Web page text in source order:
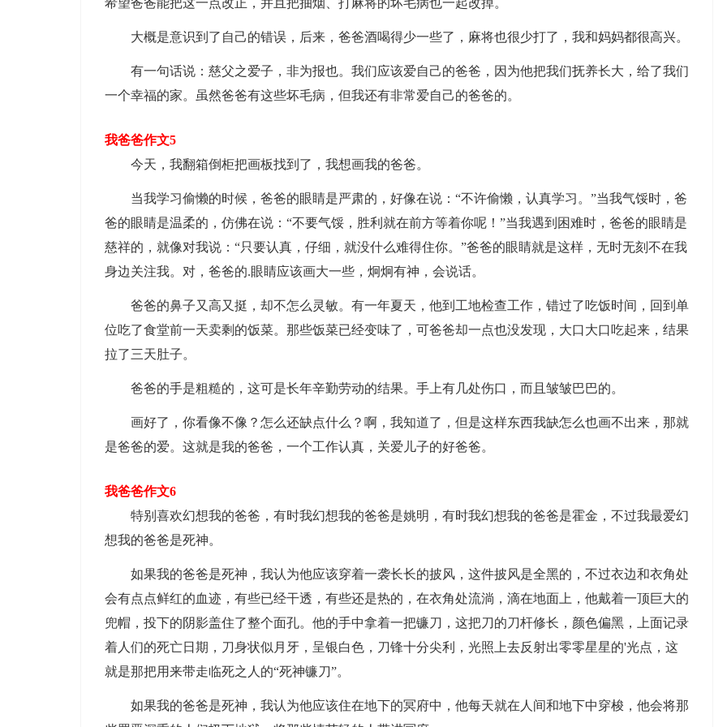
希望爸爸能把这一点改正，并且把抽烟、打麻将的坏毛病也一起改掉。
大概是意识到了自己的错误，后来，爸爸酒喝得少一些了，麻将也很少打了，我和妈妈都很高兴。
有一句话说：慈父之爱子，非为报也。我们应该爱自己的爸爸，因为他把我们抚养长大，给了我们
一个幸福的家。虽然爸爸有这些坏毛病，但我还有非常爱自己的爸爸的。
我爸爸作文5
今天，我翻箱倒柜把画板找到了，我想画我的爸爸。
当我学习偷懒的时候，爸爸的眼睛是严肃的，好像在说：“不许偷懒，认真学习。”当我气馁时，爸
爸的眼睛是温柔的，仿佛在说：“不要气馁，胜利就在前方等着你呢！”当我遇到困难时，爸爸的眼睛是
慈祥的，就像对我说：“只要认真，仔细，就没什么难得住你。”爸爸的眼睛就是这样，无时无刻不在我
身边关注我。对，爸爸的.眼睛应该画大一些，炯炯有神，会说话。
爸爸的鼻子又高又挺，却不怎么灵敏。有一年夏天，他到工地检查工作，错过了吃饭时间，回到单
位吃了食堂前一天卖剩的饭菜。那些饭菜已经变味了，可爸爸却一点也没发现，大口大口吃起来，结果
拉了三天肚子。
爸爸的手是粗糙的，这可是长年辛勤劳动的结果。手上有几处伤口，而且皱皱巴巴的。
画好了，你看像不像？怎么还缺点什么？啊，我知道了，但是这样东西我缺怎么也画不出来，那就
是爸爸的爱。这就是我的爸爸，一个工作认真，关爱儿子的好爸爸。
我爸爸作文6
特别喜欢幻想我的爸爸，有时我幻想我的爸爸是姚明，有时我幻想我的爸爸是霍金，不过我最爱幻
想我的爸爸是死神。
如果我的爸爸是死神，我认为他应该穿着一袭长长的披风，这件披风是全黑的，不过衣边和衣角处
会有点点鲜红的血迹，有些已经干透，有些还是热的，在衣角处流淌，滴在地面上，他戴着一顶巨大的
兜帽，投下的阴影盖住了整个面孔。他的手中拿着一把镰刀，这把刀的刀杆修长，颜色偏黑，上面记录
着人们的死亡日期，刀身状似月牙，呈银白色，刀锋十分尖利，光照上去反射出零零星星的'光点，这
就是那把用来带走临死之人的“死神镰刀”。
如果我的爸爸是死神，我认为他应该住在地下的冥府中，他每天就在人间和地下中穿梭，他会将那